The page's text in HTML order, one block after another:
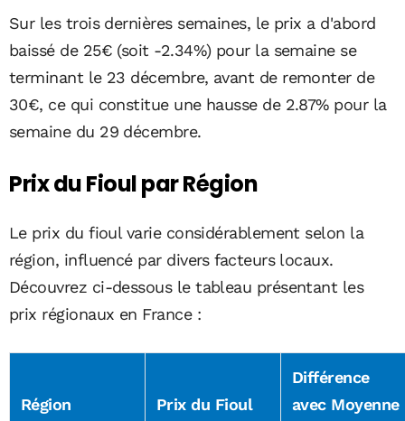
Sur les trois dernières semaines, le prix a d'abord
baissé de 25€ (soit -2.34%) pour la semaine se
terminant le 23 décembre, avant de remonter de
30€, ce qui constitue une hausse de 2.87% pour la
semaine du 29 décembre.
Prix du Fioul par Région
Le prix du fioul varie considérablement selon la
région, influencé par divers facteurs locaux.
Découvrez ci-dessous le tableau présentant les
prix régionaux en France :
Région Prix du Fioul
Différence
avec Moyenne